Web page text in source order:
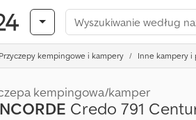
Przyczepy kempingowe i kampery Inne kampery i
kempingowa/kamper
Credo 791